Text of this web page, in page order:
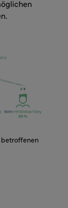
betroffenen